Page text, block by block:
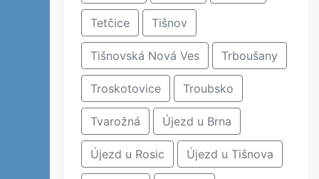
Tetčice Tišnov
Tišnovská Nová Ves Trboušany
Troskotovice Troubsko
Tvarožná Újezd u Brna
Újezd u Rosic Újezd u Tišnova